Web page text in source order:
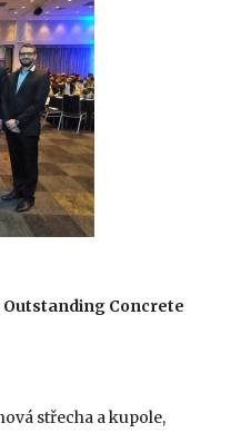
Outstanding Concrete
střecha a kupole,